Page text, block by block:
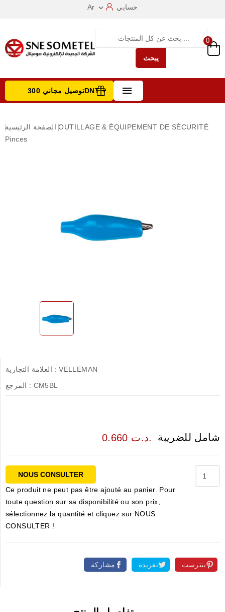
Ar  حسابي
يبحث
0
 توصيل مجاني 300DNT +
الصفحة الرئيسية OUTILLAGE & ÈQUIPEMENT DE SÈCURITÈ
Pinces
العلامة التجارية : VELLEMAN
المرجع : CM5BL
0.660 د.ت. شامل للضريبة
NOUS CONSULTER
Ce produit ne peut pas être ajouté au panier. Pour
toute question sur sa disponibilité ou son prix,
sélectionnez la quantité et cliquez sur NOUS
CONSULTER !
مشاركة تغريدة بنترست